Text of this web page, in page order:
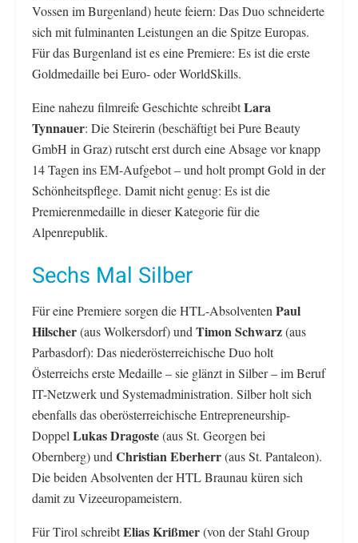
Vossen im Burgenland) heute feiern: Das Duo schneiderte
sich mit fulminanten Leistungen an die Spitze Europas.
Für das Burgenland ist es eine Premiere: Es ist die erste
Goldmedaille bei Euro- oder WorldSkills.
Eine nahezu filmreife Geschichte schreibtLara
Tynnauer: Die Steirerin (beschäftigt bei Pure Beauty
GmbH in Graz) rutscht erst durch eine Absage vor knapp
14 Tagen ins EM-Aufgebot – und holt prompt Gold in der
Schönheitspflege. Damit nicht genug: Es ist die
Premierenmedaille in dieser Kategorie für die
Alpenrepublik.
Sechs Mal Silber
Für eine Premiere sorgen die HTL-AbsolventenPaul
Hilscher(aus Wolkersdorf) undTimon Schwarz(aus
Parbasdorf): Das niederösterreichische Duo holt
Österreichs erste Medaille – sie glänzt in Silber – im Beruf
IT-Netzwerk und Systemadministration. Silber holt sich
ebenfalls das oberösterreichische Entrepreneurship-
DoppelLukas Dragoste(aus St. Georgen bei
Obernberg) undChristian Eberherr(aus St. Pantaleon).
Die beiden Absolventen der HTL Braunau küren sich
damit zu Vizeeuropameistern.
Für Tirol schreibtElias Krißmer(von der Stahl Group